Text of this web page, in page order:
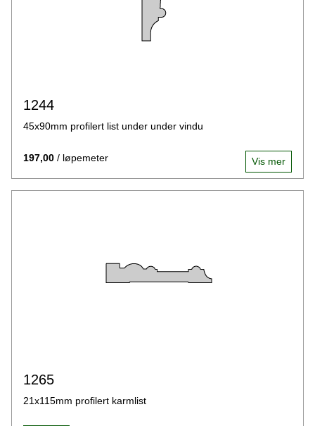
1244
45x90mm profilert list under under vindu
197,00 / løpemeter Vis mer
1265
21x115mm profilert karmlist